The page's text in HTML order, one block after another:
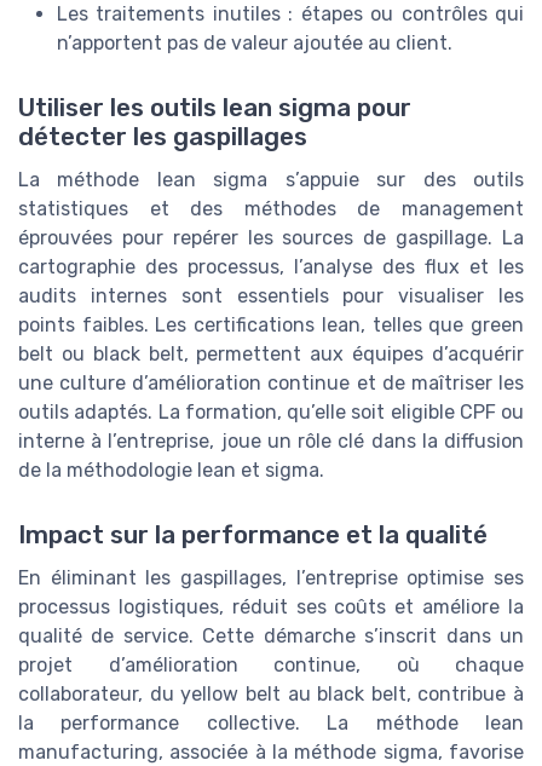
Les traitements inutiles : étapes ou contrôles qui
n’apportent pas de valeur ajoutée au client.
Utiliser les outils lean sigma pour
détecter les gaspillages
La méthode lean sigma s’appuie sur des outils
statistiques et des méthodes de management
éprouvées pour repérer les sources de gaspillage. La
cartographie des processus, l’analyse des flux et les
audits internes sont essentiels pour visualiser les
points faibles. Les certifications lean, telles que green
belt ou black belt, permettent aux équipes d’acquérir
une culture d’amélioration continue et de maîtriser les
outils adaptés. La formation, qu’elle soit eligible CPF ou
interne à l’entreprise, joue un rôle clé dans la diffusion
de la méthodologie lean et sigma.
Impact sur la performance et la qualité
En éliminant les gaspillages, l’entreprise optimise ses
processus logistiques, réduit ses coûts et améliore la
qualité de service. Cette démarche s’inscrit dans un
projet d’amélioration continue, où chaque
collaborateur, du yellow belt au black belt, contribue à
la performance collective. La méthode lean
manufacturing, associée à la méthode sigma, favorise